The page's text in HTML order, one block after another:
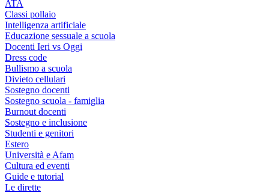
ATA
Classi pollaio
Intelligenza artificiale
Educazione sessuale a scuola
Docenti Ieri vs Oggi
Dress code
Bullismo a scuola
Divieto cellulari
Sostegno docenti
Sostegno scuola - famiglia
Burnout docenti
Sostegno e inclusione
Studenti e genitori
Estero
Università e Afam
Cultura ed eventi
Guide e tutorial
Le dirette